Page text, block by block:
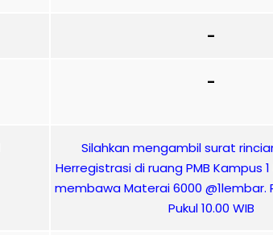
–
–
Silahkan mengambil surat
Herregistrasi di ruang PMB Kampus 1
membawa Materai 6000 @1lembar.
Pukul 10.00 WIB